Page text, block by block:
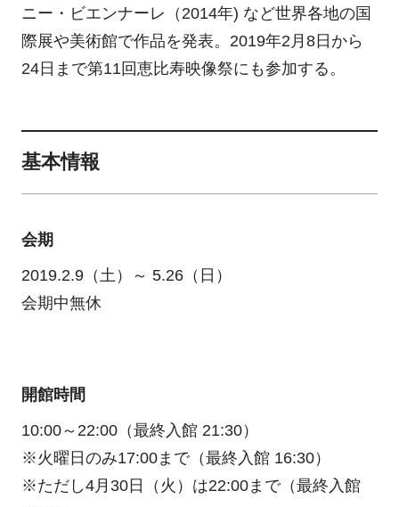
ニー・ビエンナーレ（2014年) など世界各地の国
際展や美術館で作品を発表。2019年2月8日から
24日まで第11回恵比寿映像祭にも参加する。
基本情報
会期
2019.2.9（土）～ 5.26（日）
会期中無休
開館時間
10:00～22:00（最終入館 21:30）
※火曜日のみ17:00まで（最終入館 16:30）
※ただし4月30日（火）は22:00まで（最終入館